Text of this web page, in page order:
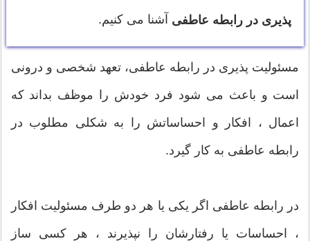
پذیری در رابطه عاطفی آشنا می کنیم.
مسئولیت پذیری در رابطه عاطفی، تعهد شخصی و درونی
است و باعث می شود فرد خودش را موظف بداند که
اعمال ، افکار و احساساتش را به شکلی مطلوب در
رابطه عاطفی به کار گیرد.
در رابطه عاطفی اگر یکی یا هر دو طرف مسئولیت افکار
، احساسات یا رفتارشان را نپذیرند ، هر کسی ساز